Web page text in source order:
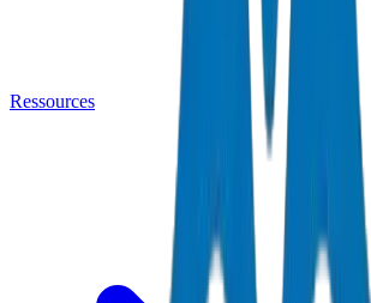
Ressources